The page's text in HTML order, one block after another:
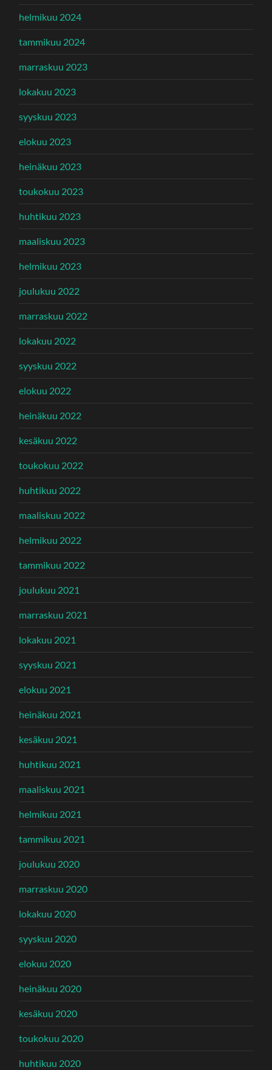
helmikuu 2024
tammikuu 2024
marraskuu 2023
lokakuu 2023
syyskuu 2023
elokuu 2023
heinäkuu 2023
toukokuu 2023
huhtikuu 2023
maaliskuu 2023
helmikuu 2023
joulukuu 2022
marraskuu 2022
lokakuu 2022
syyskuu 2022
elokuu 2022
heinäkuu 2022
kesäkuu 2022
toukokuu 2022
huhtikuu 2022
maaliskuu 2022
helmikuu 2022
tammikuu 2022
joulukuu 2021
marraskuu 2021
lokakuu 2021
syyskuu 2021
elokuu 2021
heinäkuu 2021
kesäkuu 2021
huhtikuu 2021
maaliskuu 2021
helmikuu 2021
tammikuu 2021
joulukuu 2020
marraskuu 2020
lokakuu 2020
syyskuu 2020
elokuu 2020
heinäkuu 2020
kesäkuu 2020
toukokuu 2020
huhtikuu 2020